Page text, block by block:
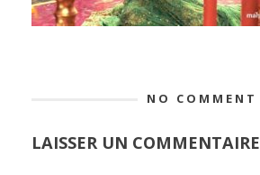
NO COMMENT
LAISSER UN COMMENTAIRE